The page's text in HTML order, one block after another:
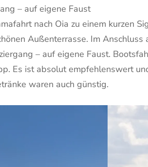
– auf eigene Faust
nach Oia zu einem kurzen
Außenterrasse. Im
– auf eigene Faust.
Es ist absolut empfehlenswert
waren auch günstig.